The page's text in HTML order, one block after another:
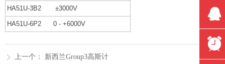
HA51U-3B2 ±3000V
HA51U-6P2 0 - +6000V
ꁕ 上一个： 新西兰Group3高斯计
뀩
뀥